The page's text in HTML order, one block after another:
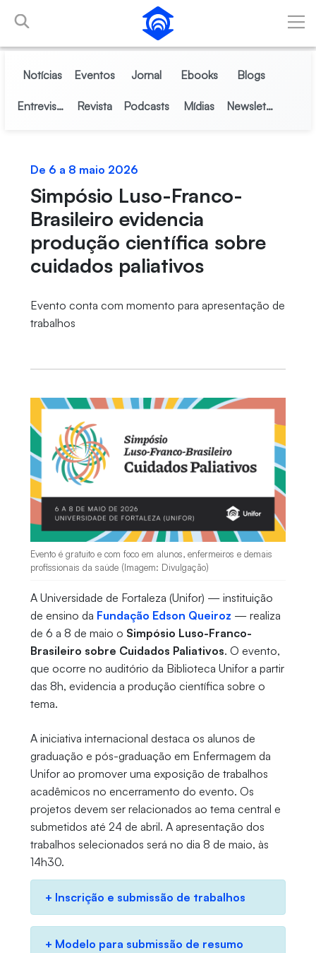
Pular para o Conteúdo principal
Notícias Eventos Jornal Ebooks Blogs
Entrevistas Revista Podcasts Mídias Newsletter
De 6 a 8 maio 2026
Simpósio Luso-Franco-
Brasileiro evidencia
produção científica sobre
cuidados paliativos
Evento conta com momento para apresentação de
trabalhos
Evento é gratuito e com foco em alunos, enfermeiros e demais
profissionais da saúde (Imagem: Divulgação)
A Universidade de Fortaleza (Unifor) — instituição
de ensino da Fundação Edson Queiroz — realiza
de 6 a 8 de maio o Simpósio Luso-Franco-
Brasileiro sobre Cuidados Paliativos. O evento,
que ocorre no auditório da Biblioteca Unifor a partir
das 8h, evidencia a produção científica sobre o
tema.
A iniciativa internacional destaca os alunos de
graduação e pós-graduação em Enfermagem da
Unifor ao promover uma exposição de trabalhos
acadêmicos no encerramento do evento. Os
projetos devem ser relacionados ao tema central e
submetidos até 24 de abril. A apresentação dos
trabalhos selecionados será no dia 8 de maio, às
14h30.
+ Inscrição e submissão de trabalhos
+ Modelo para submissão de resumo